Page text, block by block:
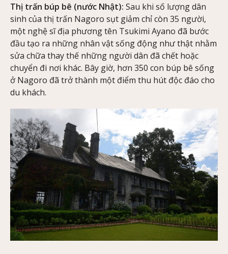
Thị trấn búp bê (nước Nhật): Sau khi số lượng dân
sinh của thị trấn Nagoro sụt giảm chỉ còn 35 người,
một nghệ sĩ địa phương tên Tsukimi Ayano đã bước
đầu tạo ra những nhân vật sống động như thật nhằm
sửa chữa thay thế những người dân đã chết hoặc
chuyển đi nơi khác. Bây giờ, hơn 350 con búp bê sống
ở Nagoro đã trở thành một điểm thu hút độc đáo cho
du khách.